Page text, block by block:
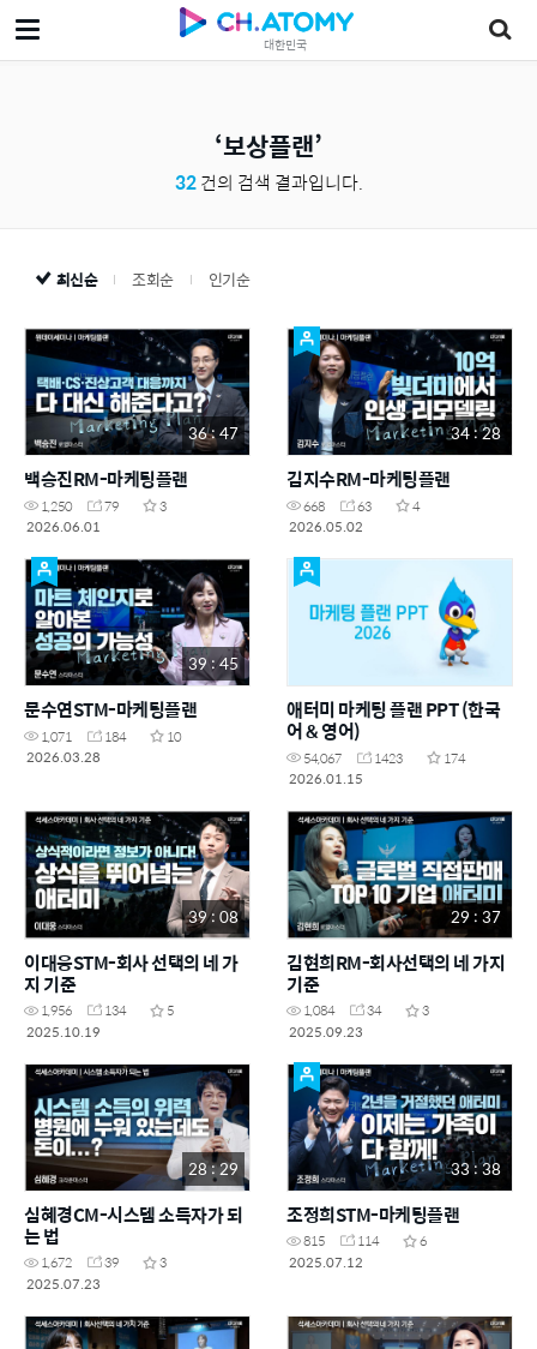
대한민국
보상플랜
32건의 검색 결과입니다.
최신순 조회순 인기순
36 : 47
백승진RM-마케팅플랜
1,250 79
3
2026.06.01
34 : 28
김지수RM-마케팅플랜
668 63
4
2026.05.02
39 : 45
문수연STM-마케팅플랜
1,071 184
10
2026.03.28
애터미 마케팅 플랜 PPT (한국
어 & 영어)
54,067 1423
174
2026.01.15
39 : 08
이대웅STM-회사 선택의 네 가
지 기준
1,956 134
5
2025.10.19
29 : 37
김현희RM-회사선택의 네 가지
기준
1,084 34
3
2025.09.23
28 : 29
심혜경CM-시스템 소득자가 되
는 법
1,672 39
3
2025.07.23
33 : 38
조정희STM-마케팅플랜
815 114
6
2025.07.12